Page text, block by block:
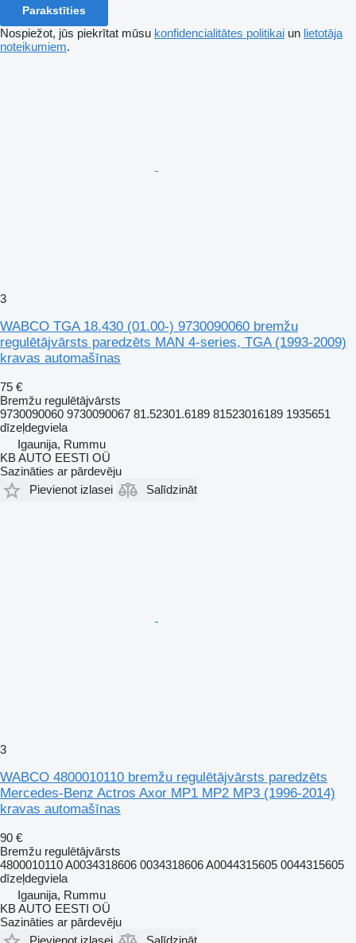
Parakstīties
Nospiežot, jūs piekrītat mūsu konfidencialitātes politikai un lietotāja
noteikumiem.
3
WABCO TGA 18.430 (01.00-) 9730090060 bremžu
regulētājvārsts paredzēts MAN 4-series, TGA (1993-2009)
kravas automašīnas
75 €
Bremžu regulētājvārsts
9730090060 9730090067 81.52301.6189 81523016189 1935651
dīzeļdegviela
Igaunija, Rummu
KB AUTO EESTI OÜ
Sazināties ar pārdevēju
Pievienot izlasei
Salīdzināt
3
WABCO 4800010110 bremžu regulētājvārsts paredzēts
Mercedes-Benz Actros Axor MP1 MP2 MP3 (1996-2014)
kravas automašīnas
90 €
Bremžu regulētājvārsts
4800010110 A0034318606 0034318606 A0044315605 0044315605
dīzeļdegviela
Igaunija, Rummu
KB AUTO EESTI OÜ
Sazināties ar pārdevēju